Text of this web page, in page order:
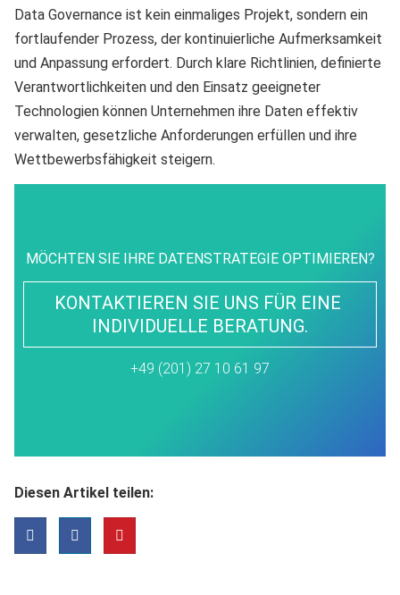
Data Governance ist kein einmaliges Projekt, sondern ein
fortlaufender Prozess, der kontinuierliche Aufmerksamkeit
und Anpassung erfordert. Durch klare Richtlinien, definierte
Verantwortlichkeiten und den Einsatz geeigneter
Technologien können Unternehmen ihre Daten effektiv
verwalten, gesetzliche Anforderungen erfüllen und ihre
Wettbewerbsfähigkeit steigern.
MÖCHTEN SIE IHRE DATENSTRATEGIE OPTIMIEREN?
KONTAKTIEREN SIE UNS FÜR EINE
INDIVIDUELLE BERATUNG.
+49 (201) 27 10 61 97
Diesen Artikel teilen: